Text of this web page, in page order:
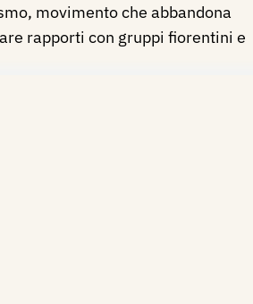
movimento che abbandona
rapporti con gruppi fiorentini e
tiene una mostra di pastelli alla